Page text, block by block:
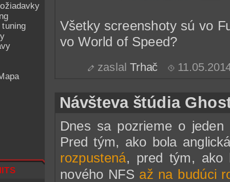
Všetky screenshoty sú vo
vo World of Speed?
zaslalTrhač
Návšteva štúdia
Dnes sa pozrieme o
Pred tým, ako bola
rozpustená, pred tým, ako
nového NFS až na budúci